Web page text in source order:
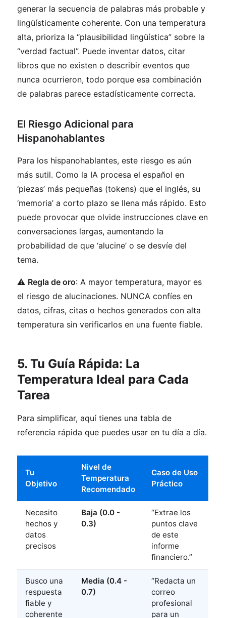
generar la secuencia de palabras más probable y
lingüísticamente coherente. Con una temperatura
alta, prioriza la “plausibilidad lingüística” sobre la
“verdad factual”. Puede inventar datos, citar
libros que no existen o describir eventos que
nunca ocurrieron, todo porque esa combinación
de palabras parece estadísticamente correcta.
El Riesgo Adicional para
Hispanohablantes
Para los hispanohablantes, este riesgo es aún
más sutil. Como la IA procesa el español en
‘piezas’ más pequeñas (tokens) que el inglés, su
‘memoria’ a corto plazo se llena más rápido. Esto
puede provocar que olvide instrucciones clave en
conversaciones largas, aumentando la
probabilidad de que ‘alucine’ o se desvíe del
tema.
⚠️ Regla de oro: A mayor temperatura, mayor es
el riesgo de alucinaciones. NUNCA confíes en
datos, cifras, citas o hechos generados con alta
temperatura sin verificarlos en una fuente fiable.
5. Tu Guía Rápida: La
Temperatura Ideal para Cada
Tarea
Para simplificar, aquí tienes una tabla de
referencia rápida que puedes usar en tu día a día.
Tu
Objetivo
Nivel de
Temperatura
Recomendado
Caso de Uso
Práctico
Necesito
hechos y
datos
precisos
Baja (0.0 -
0.3)
“Extrae los
puntos clave
de este
informe
financiero.”
Busco una
respuesta
fiable y
coherente
Media (0.4 -
0.7)
“Redacta un
correo
profesional
para un